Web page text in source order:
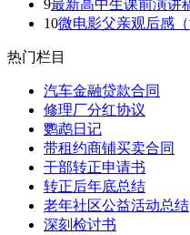
9最新高中生课前演讲
10微电影父亲观后感（
热门栏目
汽车金融贷款合同
修理厂分红协议
鹦鹉日记
带租约商铺买卖合同
干部转正申请书
转正后年底总结
老年社区公益活动总结
深刻检讨书